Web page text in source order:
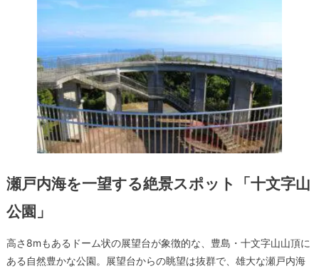
瀬戸内海を一望する絶景スポット「十文字山
公園」
高さ8mもあるドーム状の展望台が象徴的な、豊島・十文字山山頂に
ある自然豊かな公園。展望台からの眺望は抜群で、雄大な瀬戸内海